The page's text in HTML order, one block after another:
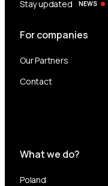
Stay updated
NEWS
For companies
Our Partners
Contact
What we do?
Poland